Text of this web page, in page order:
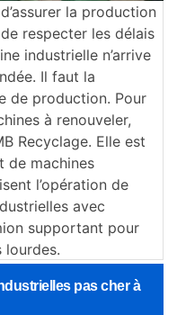
la production
respecter les délais
industrielle n’arrive
Il faut la
de production. Pour
à renouveler,
Recyclage. Elle est
de machines
l’opération de
avec
supportant pour
lourdes.
pas cher à